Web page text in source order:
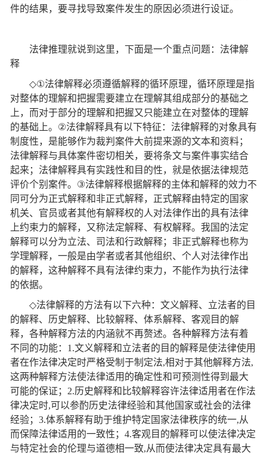
件的结果，要寻找导致案件发生的原因必须进行设证。
法律推理就说到这里，下面是一个重点问题：法律解
释
◇①法律解释必须遵循解释的循环原理，循环原理是指
对整体的理解和把握需要建立在理解其组成部分的基础之
上，而对于部分的理解和把握又只能建立在对整体的理解
的基础上。 ②法律解释具有以下特征：法律解释的对象具有
制度性，是能够作为裁判案件大前提来源的文本和资料；
法律解释与具体案件密切相关，要将条文与案件事实结合
起来；法律解释具有实践性和目的性，就是依据法律规范
评价个别案件。 ③法律解释根据解释的主体和解释的效力不
同可分为正式解释和非正式解释，正式解释由特定的国家
机关、官员或者其他有解释权的人对法律作出的具有法律
上约束力的解释，又称法定解释、有权解释。我国的法定
解释可以分为立法、司法和行政解释；非正式解释也称为
学理解释，一般是由学者或者其他组织、个人对法律作出
的解释，这种解释不具有法律约束力，不能作为执行法律
的依据。
◇法律解释的方法有以下六种：文义解释、立法者的目
的解释、历史解释、比较解释、体系解释、客观目的解
释，各种解释方法的内涵就不再赘述。各种解释方法有着
不同的功能： 1.文义解释和立法者的目的解释是使法律使用
者在作法律决定时严格受制于制定法,相对于其他解释方法,
这两种解释方法使法律适用的确定性和可预测性得到最大
可能的保证； 2.历史解释和比较解释容许法律适用者在作法
律决定时,可以参酌历史法律经验和其他国家或社会的法律
经验； 3.体系解释有助于维护特定国家法律秩序的统一,从
而保障法律适用的一致性； 4.客观目的解释可以使法律决定
与特定社会的伦理与道德相一致,从而使法律决定具有最大